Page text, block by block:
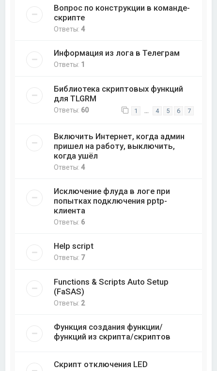
Вопрос по конструкции в команде-
скрипте
Ответы:4
Информация из лога в Телеграм
Ответы: 1
Библиотека скриптовых функций
для TLGRM
Ответы: 60 1 4 5 6 7
Включить Интернет, когда админ
пришел на работу, выключить,
когда ушёл
Ответы:4
Исключение флуда в логе при
попытках подключения pptp-
клиента
Ответы: 6
Help script
Ответы: 7
Functions & Scripts Auto Setup
(FaSAS)
Ответы: 2
Функция создания функции/
функций из скрипта/скриптов
Скрипт отключения LED